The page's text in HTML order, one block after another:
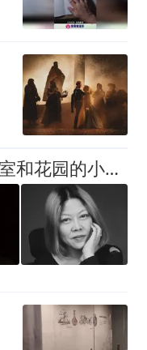
8.15开幕｜通向客厅、卧室和花园的小径（3）